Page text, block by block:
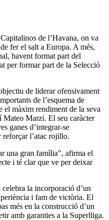
de l’Havana, on va
fer el salt a Europa. A més,
havent format part del
per formar part de la Selecció
de liderar ofensivament
de l’esquema de
el màxim rendiment de la seva
Mateo Marzi. El seu caràcter
ganes d’integrar-se
reforçar l’atac rojillo.
una gran família”, afirma el
i té clar que ve per deixar
la incorporació d’un
i fam de victòria. El
més en la construcció d’un
amb garanties a la Superlliga.